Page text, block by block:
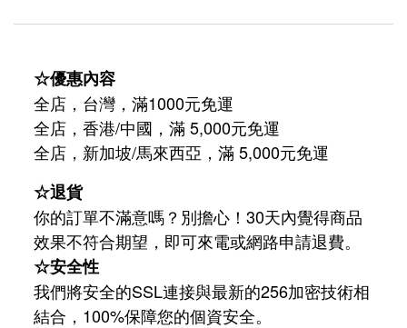
☆優惠內容
全店，台灣，滿1000元免運
全店，香港/中國，滿 5,000元免運
全店，新加坡/馬來西亞，滿 5,000元免運
☆退貨
你的訂單不滿意嗎？別擔心！30天內覺得商品
效果不符合期望，即可來電或網路申請退費。
☆安全性
我們將安全的SSL連接與最新的256加密技術相
結合，100%保障您的個資安全。